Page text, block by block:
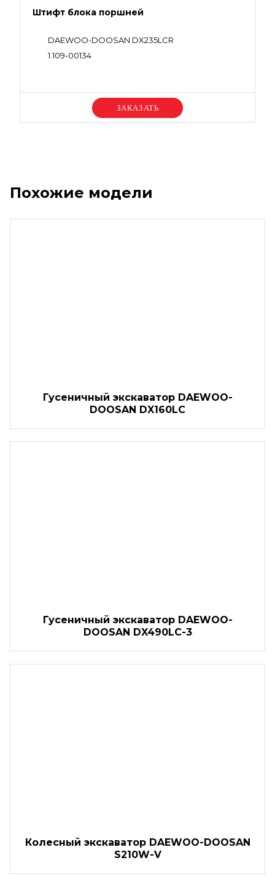
Штифт блока поршней
DAEWOO-DOOSAN DX235LCR
1.109-00134
Уточняйте цену
Похожие модели
Гусеничный экскаватор DAEWOO-
DOOSAN DX160LC
Гусеничный экскаватор DAEWOO-
DOOSAN DX490LC-3
Колесный экскаватор DAEWOO-DOOSAN
S210W-V